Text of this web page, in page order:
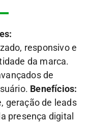
responsivo e
da marca.
de
Benefícios:
geração de leads
presença digital